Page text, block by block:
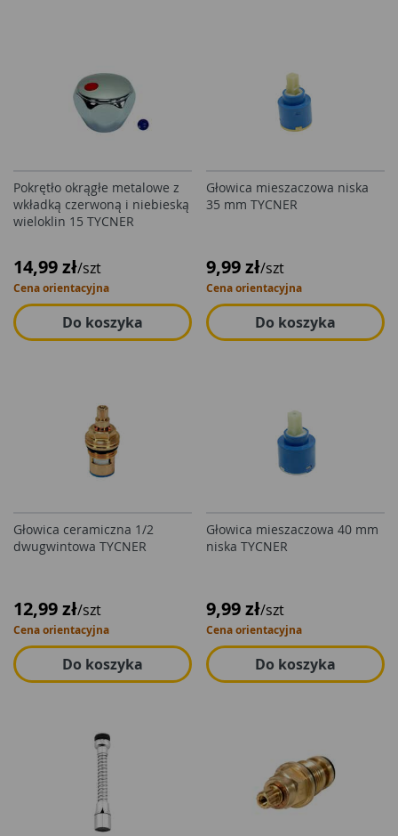
Pokrętło okrągłe metalowe z
wkładką czerwoną i niebieską
wieloklin 15 TYCNER
14,99 zł/szt
Cena orientacyjna
Do koszyka
Głowica mieszaczowa niska
35 mm TYCNER
9,99 zł/szt
Cena orientacyjna
Do koszyka
Głowica ceramiczna 1/2
dwugwintowa TYCNER
12,99 zł/szt
Cena orientacyjna
Do koszyka
Głowica mieszaczowa 40 mm
niska TYCNER
9,99 zł/szt
Cena orientacyjna
Do koszyka